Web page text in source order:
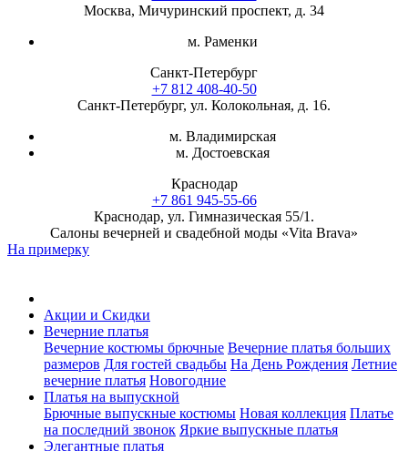
Москва, Мичуринский проспект, д. 34
м. Раменки
Санкт-Петербург
+7 812 408-40-50
Санкт-Петербург, ул. Колокольная, д. 16.
м. Владимирская
м. Достоевская
Краснодар
+7 861 945-55-66
Краснодар, ул. Гимназическая 55/1.
Салоны вечерней и свадебной моды «Vita Brava»
На примерку
Акции и Скидки
Вечерние платья
Вечерние костюмы брючные Вечерние платья больших
размеров Для гостей свадьбы На День Рождения Летние
вечерние платья Новогодние
Платья на выпускной
Брючные выпускные костюмы Новая коллекция Платье
на последний звонок Яркие выпускные платья
Элегантные платья